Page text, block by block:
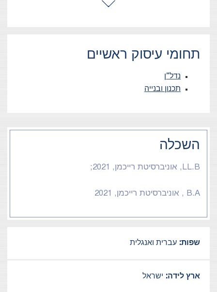
תחומי עיסוק ראשיים
נדל”ן
תכנון ובנייה
השכלה
LL.B, אוניברסיטת רייכמן, 2021;
B.A , אוניברסיטת רייכמן, 2021
שפות: עברית ואנגלית
ארץ לידה: ישראל